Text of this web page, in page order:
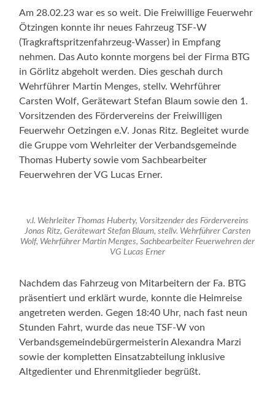
Am 28.02.23 war es so weit. Die Freiwillige Feuerwehr
Ötzingen konnte ihr neues Fahrzeug TSF-W
(Tragkraftspritzenfahrzeug-Wasser) in Empfang
nehmen. Das Auto konnte morgens bei der Firma BTG
in Görlitz abgeholt werden. Dies geschah durch
Wehrführer Martin Menges, stellv. Wehrführer
Carsten Wolf, Gerätewart Stefan Blaum sowie den 1.
Vorsitzenden des Fördervereins der Freiwilligen
Feuerwehr Oetzingen e.V. Jonas Ritz. Begleitet wurde
die Gruppe vom Wehrleiter der Verbandsgemeinde
Thomas Huberty sowie vom Sachbearbeiter
Feuerwehren der VG Lucas Erner.
v.l. Wehrleiter Thomas Huberty, Vorsitzender des Fördervereins
Jonas Ritz, Gerätewart Stefan Blaum, stellv. Wehrführer Carsten
Wolf, Wehrführer Martin Menges, Sachbearbeiter Feuerwehren der
VG Lucas Erner
Nachdem das Fahrzeug von Mitarbeitern der Fa. BTG
präsentiert und erklärt wurde, konnte die Heimreise
angetreten werden. Gegen 18:40 Uhr, nach fast neun
Stunden Fahrt, wurde das neue TSF-W von
Verbandsgemeindebürgermeisterin Alexandra Marzi
sowie der kompletten Einsatzabteilung inklusive
Altgedienter und Ehrenmitglieder begrüßt.